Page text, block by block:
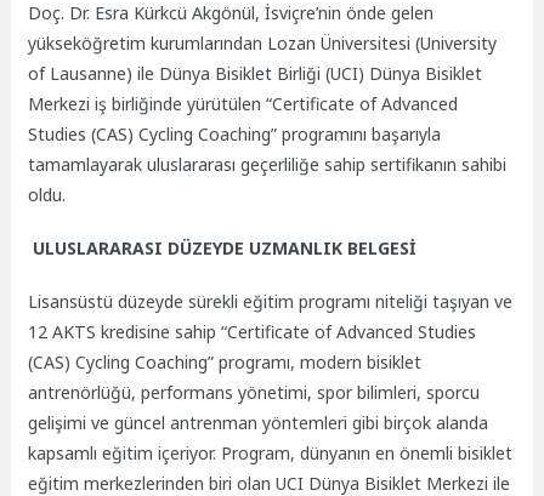
Doç. Dr. Esra Kürkcü Akgönül, İsviçre’nin önde gelen
yükseköğretim kurumlarından Lozan Üniversitesi (University
of Lausanne) ile Dünya Bisiklet Birliği (UCI) Dünya Bisiklet
Merkezi iş birliğinde yürütülen “Certificate of Advanced
Studies (CAS) Cycling Coaching” programını başarıyla
tamamlayarak uluslararası geçerliliğe sahip sertifikanın sahibi
oldu.
ULUSLARARASI DÜZEYDE UZMANLIK BELGESİ
Lisansüstü düzeyde sürekli eğitim programı niteliği taşıyan ve
12 AKTS kredisine sahip “Certificate of Advanced Studies
(CAS) Cycling Coaching” programı, modern bisiklet
antrenörlüğü, performans yönetimi, spor bilimleri, sporcu
gelişimi ve güncel antrenman yöntemleri gibi birçok alanda
kapsamlı eğitim içeriyor. Program, dünyanın en önemli bisiklet
eğitim merkezlerinden biri olan UCI Dünya Bisiklet Merkezi ile